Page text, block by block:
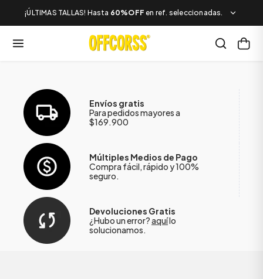
¡ÚLTIMAS TALLAS! Hasta 60%OFF en ref. seleccionadas.
Envíos gratis
Para pedidos mayores a
$169.900
Múltiples Medios de Pago
Compra fácil, rápido y 100%
seguro.
Devoluciones Gratis
¿Hubo un error?aquílo
solucionamos.